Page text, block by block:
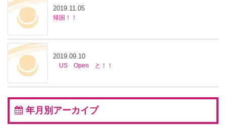
帰国！！
2019.11.05
US Open と！！
2019.09.10
年月別アーカイブ